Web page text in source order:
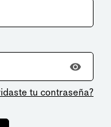
tu contraseña?